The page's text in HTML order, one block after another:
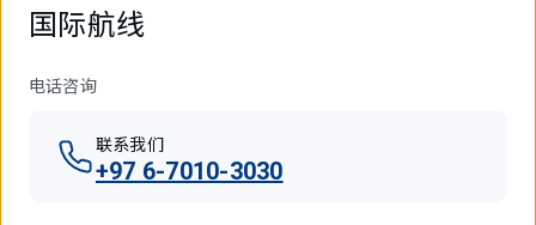
国际航线
电话咨询
联系我们
+97 6-7010-3030